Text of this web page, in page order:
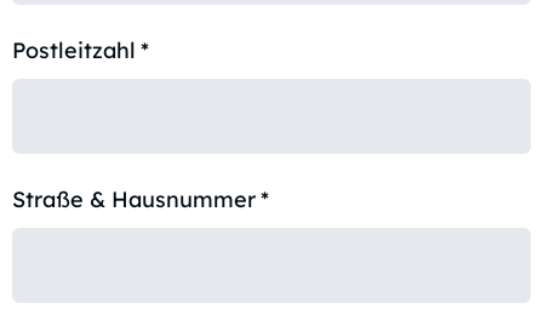
Postleitzahl *
Straße & Hausnummer*